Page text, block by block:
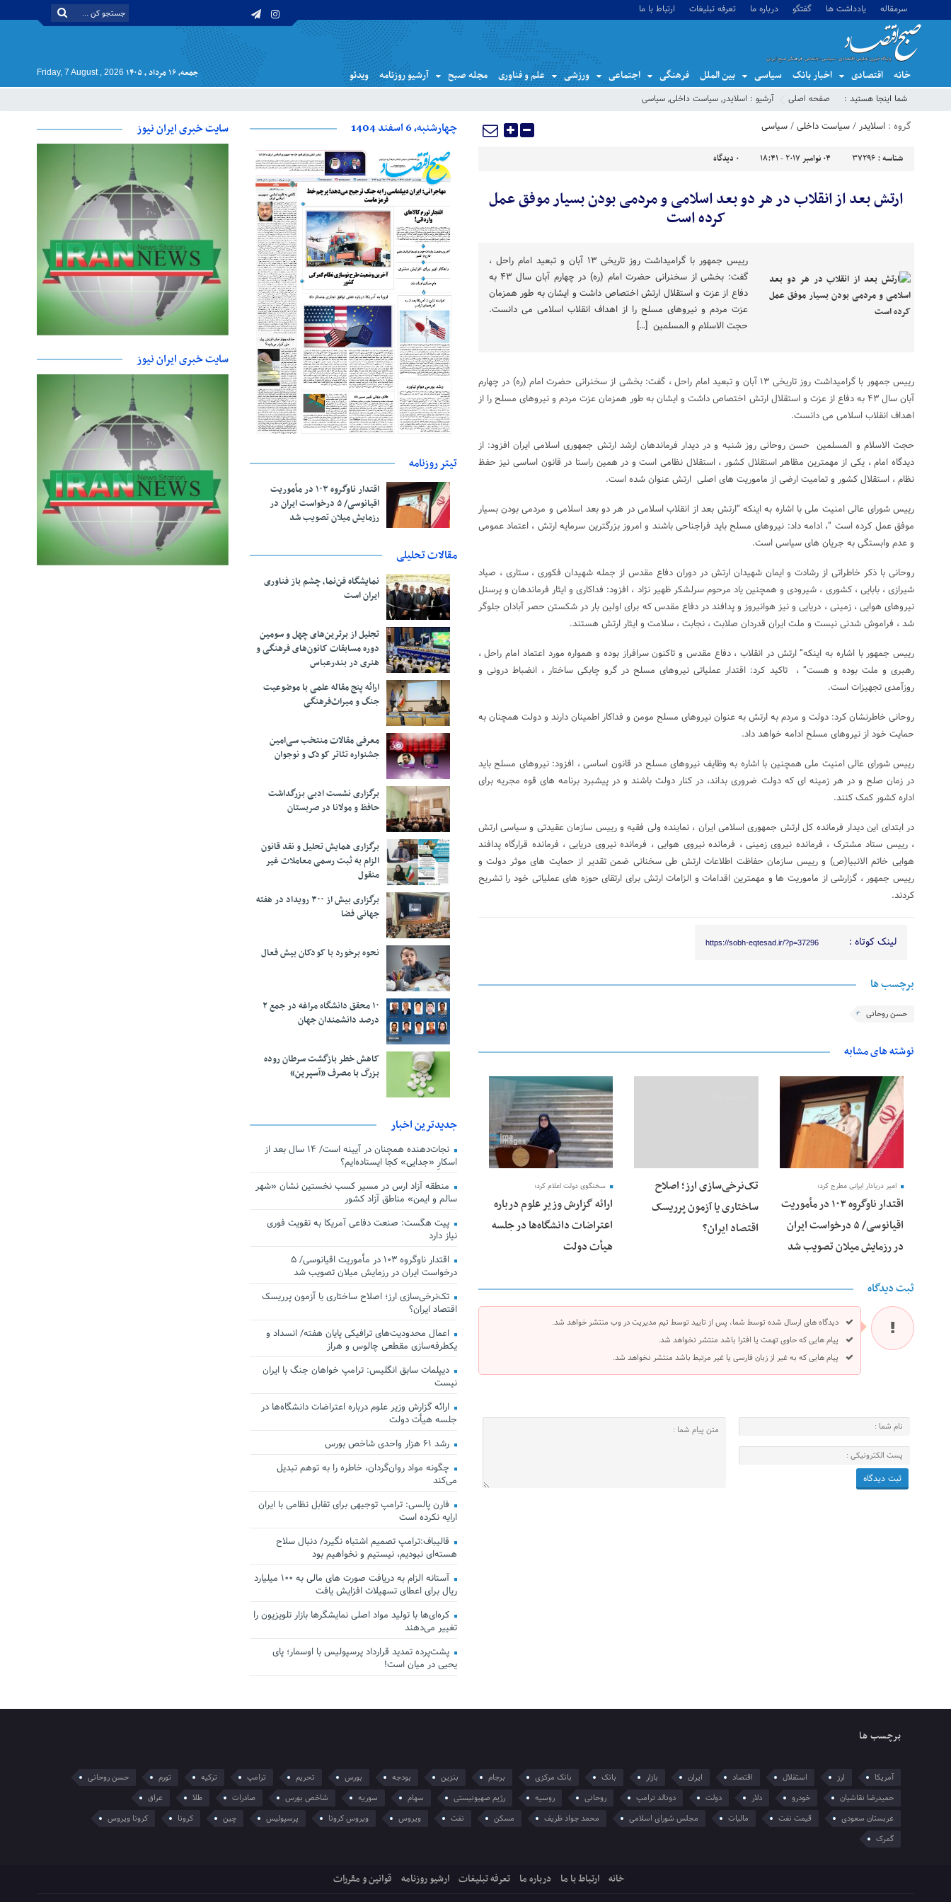
سرمقاله یادداشت ها گفتگو درباره ما تعرفه تبلیغات ارتباط با ما
خانه اقتصادی اخبار بانک سیاسی بین الملل فرهنگی اجتماعی ورزشی علم و فناوری مجله صبح آرشیو روزنامه ویدئو جمعه, ۱۶ مرداد , ۱۴۰۵ Friday, 7 August , 2026
شما اینجا هستید : صفحه اصلی آرشیو : اسلایدر, سیاست داخلی, سیاسی
گروه : اسلایدر/سیاست داخلی/سیاسی
شناسه : 37296 04 نوامبر 2017 - 18:41 0 دیدگاه
ارتش بعد از انقلاب در هر دو بعد اسلامی و مردمی بودن بسیار موفق عمل
کرده است
رییس جمهور با گرامیداشت روز تاریخی ۱۳ آبان و تبعید امام راحل ،
گفت: بخشی از سخنرانی حضرت امام (ره) در چهارم آبان سال ۴۳ به
دفاع از عزت و استقلال ارتش اختصاص داشت و ایشان به طور همزمان
عزت مردم و نیروهای مسلح را از اهداف انقلاب اسلامی می دانست.
حجت الاسلام و المسلمین […]
رییس جمهور با گرامیداشت روز تاریخی ۱۳ آبان و تبعید امام راحل ، گفت: بخشی از سخنرانی حضرت امام (ره) در چهارم
آبان سال ۴۳ به دفاع از عزت و استقلال ارتش اختصاص داشت و ایشان به طور همزمان عزت مردم و نیروهای مسلح را از
اهداف انقلاب اسلامی می دانست.
حجت الاسلام و المسلمین حسن روحانی روز شنبه و در دیدار فرماندهان ارشد ارتش جمهوری اسلامی ایران افزود: از
دیدگاه امام ، یکی از مهمترین مظاهر استقلال کشور ، استقلال نظامی است و در همین راستا در قانون اساسی نیز حفظ
نظام ، استقلال کشور و تمامیت ارضی از ماموریت های اصلی ارتش عنوان شده است.
رییس شورای عالی امنیت ملی با اشاره به اینکه “ارتش بعد از انقلاب اسلامی در هر دو بعد اسلامی و مردمی بودن بسیار
موفق عمل کرده است “، ادامه داد: نیروهای مسلح باید فراجناحی باشند و امروز بزرگترین سرمایه ارتش ، اعتماد عمومی
و عدم وابستگی به جریان های سیاسی است.
روحانی با ذکر خاطراتی از رشادت و ایمان شهیدان ارتش در دوران دفاع مقدس از جمله شهیدان فکوری ، ستاری ، صیاد
شیرازی ، بابایی ، کشوری ، شیرودی و همچنین یاد مرحوم سرلشکر ظهیر نژاد ، افزود: فداکاری و ایثار فرماندهان و پرسنل
نیروهای هوایی ، زمینی ، دریایی و نیز هوانیروز و پدافند در دفاع مقدس که برای اولین بار در شکستن حصر آبادان جلوگر
شد ، فراموش شدنی نیست و ملت ایران قدردان صلابت ، نجابت ، سلامت و ایثار ارتش هستند.
رییس جمهور با اشاره به اینکه” ارتش در انقلاب ، دفاع مقدس و تاکنون سرافراز بوده و همواره مورد اعتماد امام راحل ،
رهبری و ملت بوده و هست” ، تاکید کرد: اقتدار عملیاتی نیروهای مسلح در گرو چابکی ساختار ، انضباط درونی و
روزآمدی تجهیزات است.
روحانی خاطرنشان کرد: دولت و مردم به ارتش به عنوان نیروهای مسلح مومن و فداکار اطمینان دارند و دولت همچنان به
حمایت خود از نیروهای مسلح ادامه خواهد داد.
رییس شورای عالی امنیت ملی همچنین با اشاره به وظایف نیروهای مسلح در قانون اساسی ، افزود: نیروهای مسلح باید
در زمان صلح و در هر زمینه ای که دولت ضروری بداند، در کنار دولت باشند و در پیشبرد برنامه های قوه مجریه برای
اداره کشور کمک کنند.
در ابتدای این دیدار فرمانده کل ارتش جمهوری اسلامی ایران ، نماینده ولی فقیه و رییس سازمان عقیدتی و سیاسی ارتش
، رییس ستاد مشترک ، فرمانده نیروی زمینی ، فرمانده نیروی هوایی ، فرمانده نیروی دریایی ، فرمانده قرارگاه پدافند
هوایی خاتم الانبیا(ص) و رییس سازمان حفاظت اطلاعات ارتش طی سخنانی ضمن تقدیر از حمایت های موثر دولت و
رییس جمهور ، گزارشی از ماموریت ها و مهمترین اقدامات و الزامات ارتش برای ارتقای حوزه های عملیاتی خود را تشریح
کردند.
لینک کوتاه : https://sobh-eqtesad.ir/?p=37296
برچسب ها
حسن روحانی
نوشته های مشابه
28 فوریه 2026
امیر دریادار ایرانی مطرح کرد؛
اقتدار ناوگروه ۱۰۳ در مأموریت‌
اقیانوسی/ ۵ درخواست ایران
در رزمایش میلان تصویب شد
تک‌نرخی‌سازی ارز؛ اصلاح
ساختاری یا آزمون پرریسک
اقتصاد ایران؟
25 فوریه 2026
سخنگوی دولت اعلام کرد؛
ارائه گزارش وزیر علوم درباره
اعتراضات دانشگاه‌ها در جلسه
هیأت دولت
ثبت دیدگاه
دیدگاه های ارسال شده توسط شما، پس از تایید توسط تیم مدیریت در وب منتشر خواهد شد.
پیام هایی که حاوی تهمت یا افترا باشد منتشر نخواهد شد.
پیام هایی که به غیر از زبان فارسی یا غیر مرتبط باشد منتشر نخواهد شد.
چهارشنبه، 6 اسفند 1404
تیتر روزنامه
اقتدار ناوگروه ۱۰۳ در مأموریت‌
اقیانوسی/ ۵ درخواست ایران در
رزمایش میلان تصویب شد
مقالات تحلیلی
نمایشگاه فن‌نما، چشم باز فناوری
ایران است
تجلیل از بر‌ترین‌های چهل و سومین
دوره مسابقات کانون‌های فرهنگی و
هنری در بندرعباس
ارائه پنج مقاله علمی با موضوعیت
جنگ و میراث‌فرهنگی
معرفی مقالات منتخب سی‌امین
جشنواره تئاتر کودک و نوجوان
برگزاری نشست ادبی بزرگداشت
حافظ و مولانا در صربستان
برگزاری همایش تحلیل و نقد قانون
الزام به ثبت رسمی معاملات غیر
منقول
برگزاری بیش از ۳۰۰ رویداد در هفته
جهانی فضا
نحوه برخورد با کودکان بیش فعال
۱۰ محقق دانشگاه مراغه در جمع ۲
درصد دانشمندان جهان
کاهش خطر بازگشت سرطان روده
بزرگ با مصرف «آسپرین»
جدیدترین اخبار
نجات‌دهنده‌ همچنان در آیینه است/ ۱۴ سال بعد از
اسکارِ «جدایی» کجا ایستاده‌ایم؟
منطقه آزاد ارس در مسیر کسب نخستین نشان «شهر
سالم و ایمن» مناطق آزاد کشور
پیت هگست: صنعت دفاعی آمریکا به تقویت فوری
نیاز دارد
اقتدار ناوگروه ۱۰۳ در مأموریت‌ اقیانوسی/ ۵
درخواست ایران در رزمایش میلان تصویب شد
تک‌نرخی‌سازی ارز؛ اصلاح ساختاری یا آزمون پرریسک
اقتصاد ایران؟
اعمال محدودیت‌های ترافیکی پایان هفته/ انسداد و
یکطرفه‌سازی مقطعی چالوس و هراز
دیپلمات سابق انگلیس:‌ ترامپ خواهان جنگ با ایران
نیست
ارائه گزارش وزیر علوم درباره اعتراضات دانشگاه‌ها در
جلسه هیأت دولت
رشد ۶۱ هزار واحدی شاخص بورس
چگونه مواد روان‌گردان، خاطره را به توهم تبدیل
می‌کند
فارن پالسی: ترامپ توجیهی برای تقابل نظامی با ایران
ارایه نکرده است
قالیباف:ترامپ تصمیم اشتباه نگیرد/ دنبال سلاح
هسته‌ای نبودیم، نیستیم و نخواهیم بود
آستانه الزام به دریافت صورت های مالی به ۱۰۰ میلیارد
ریال برای اعطای تسهیلات افزایش یافت
کره‌ای‌ها با تولید مواد اصلی نمایشگرها بازار تلویزیون را
تغییر می‌دهند
پشت‌پرده تمدید قرارداد پرسپولیس با اوسمار؛ پای
یحیی در میان است!
سایت خبری ایران نیوز
سایت خبری ایران نیوز
برچسب ها
آمریکا ارز استقلال اقتصاد ایران بازار بانک بانک مرکزی برجام بنزین بودجه بورس تحریم ترامپ ترکیه تورم
حسن روحانی
حمیدرضا نقاشیان
خودرو دلار دولت دونالد ترامپ روحانی روسیه رژیم صهیونیستی سهام سوریه شاخص بورس صادرات طلا
عراق
عربستان سعودی
قیمت نفت مالیات مجلس شورای اسلامی محمد جواد ظریف مسکن نفت ویروس ویروس کرونا پرسپولیس چین کرونا
کرونا ویروس
گمرک
خانه ارتباط با ما درباره ما تعرفه تبلیغات ارشیو روزنامه قوانین و مقررات